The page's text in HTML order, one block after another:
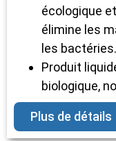
écologique
élimine les
les bactéries.
Produit
biologique,
Plus de détails